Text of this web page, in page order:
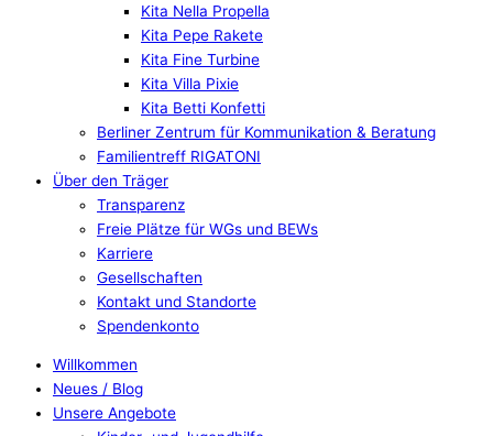
Kita Nella Propella
Kita Pepe Rakete
Kita Fine Turbine
Kita Villa Pixie
Kita Betti Konfetti
Berliner Zentrum für Kommunikation & Beratung
Familientreff RIGATONI
Über den Träger
Transparenz
Freie Plätze für WGs und BEWs
Karriere
Gesellschaften
Kontakt und Standorte
Spendenkonto
Willkommen
Neues / Blog
Unsere Angebote